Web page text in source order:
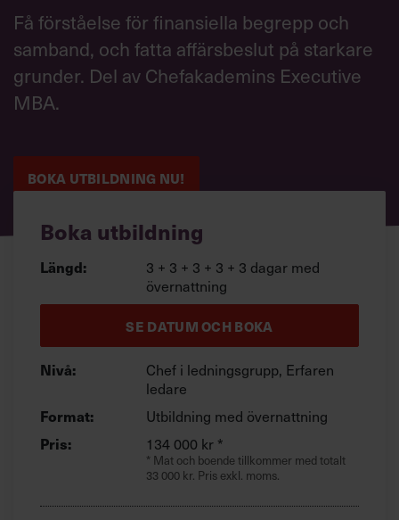
Chefakademin+
Annonsera
Om oss
Kontakta oss
Kundservice
Villkor och policy för
Sök
Få förståelse för finansiella begrepp och
samband, och fatta affärsbeslut på starkare
grunder. Del av Chefakademins Executive
MBA.
BOKA UTBILDNING NU!
Boka utbildning
Längd:
3 + 3 + 3 + 3 + 3 dagar med
övernattning
SE DATUM OCH BOKA
Nivå:
Chef i ledningsgrupp, Erfaren
ledare
Format: Utbildning med övernattning
Pris: 134 000 kr *
* Mat och boende tillkommer med totalt
33 000 kr. Pris exkl. moms.